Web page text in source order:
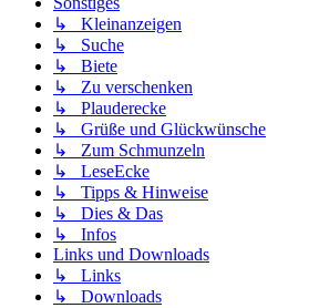
↳ Kleinanzeigen
↳ Suche
↳ Biete
↳ Zu verschenken
↳ Plauderecke
↳ Grüße und Glückwünsche
↳ Zum Schmunzeln
↳ LeseEcke
↳ Tipps & Hinweise
↳ Dies & Das
↳ Infos
Links und Downloads
↳ Links
↳ Downloads